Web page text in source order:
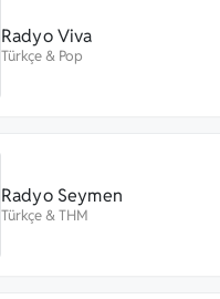
Radyo Viva
Türkçe& Pop
Radyo Seymen
Türkçe&THM